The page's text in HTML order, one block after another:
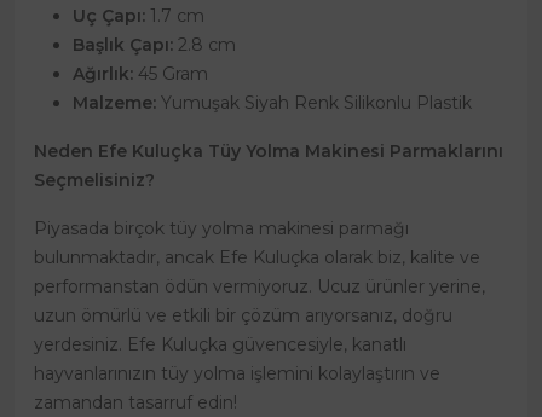
Uç Çapı: 1.7 cm
Başlık Çapı: 2.8 cm
Ağırlık: 45 Gram
Malzeme: Yumuşak Siyah Renk Silikonlu Plastik
Neden Efe Kuluçka Tüy Yolma Makinesi Parmaklarını
Seçmelisiniz?
Piyasada birçok tüy yolma makinesi parmağı
bulunmaktadır, ancak Efe Kuluçka olarak biz, kalite ve
performanstan ödün vermiyoruz. Ucuz ürünler yerine,
uzun ömürlü ve etkili bir çözüm arıyorsanız, doğru
yerdesiniz. Efe Kuluçka güvencesiyle, kanatlı
hayvanlarınızın tüy yolma işlemini kolaylaştırın ve
zamandan tasarruf edin!